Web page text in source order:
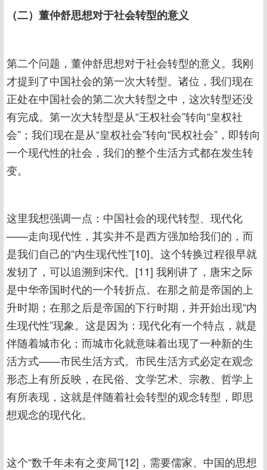
（二）董仲舒思想对于社会转型的意义
第二个问题，董仲舒思想对于社会转型的意义。我刚
才提到了中国社会的第一次大转型。诸位，我们现在
正处在中国社会的第二次大转型之中，这次转型还没
有完成。第一次大转型是从“王权社会”转向“皇权社
会”；我们现在是从“皇权社会”转向“民权社会”，即转向
一个现代性的社会，我们的整个生活方式都在发生转
变。
这里我想强调一点：中国社会的现代转型、现代化
——走向现代性，其实并不是西方强加给我们的，而
是我们自己的“内生现代性”[10]。这个转换过程很早就
发轫了，可以追溯到宋代。[11] 我刚讲了，唐宋之际
是中华帝国时代的一个转折点。在那之前是帝国的上
升时期；在那之后是帝国的下行时期，并开始出现“内
生现代性”现象。这是因为：现代化有一个特点，就是
伴随着城市化；而城市化就意味着出现了一种新的生
活方式——市民生活方式。市民生活方式必定在观念
形态上有所反映，在民俗、文学艺术、宗教、哲学上
有所表现，这就是伴随着社会转型的观念转型，即思
想观念的现代化。
这个“数千年未有之变局”[12]，需要儒家、中国的思想